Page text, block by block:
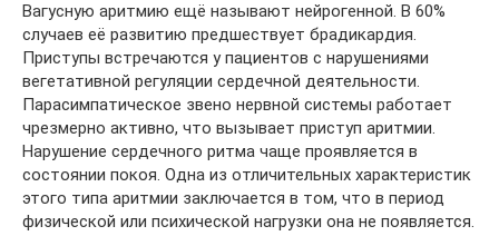
Вагусную аритмию ещё называют нейрогенной. В 60%
случаев её развитию предшествует брадикардия.
Приступы встречаются у пациентов с нарушениями
вегетативной регуляции сердечной деятельности.
Парасимпатическое звено нервной системы работает
чрезмерно активно, что вызывает приступ аритмии.
Нарушение сердечного ритма чаще проявляется в
состоянии покоя. Одна из отличительных характеристик
этого типа аритмии заключается в том, что в период
физической или психической нагрузки она не появляется.